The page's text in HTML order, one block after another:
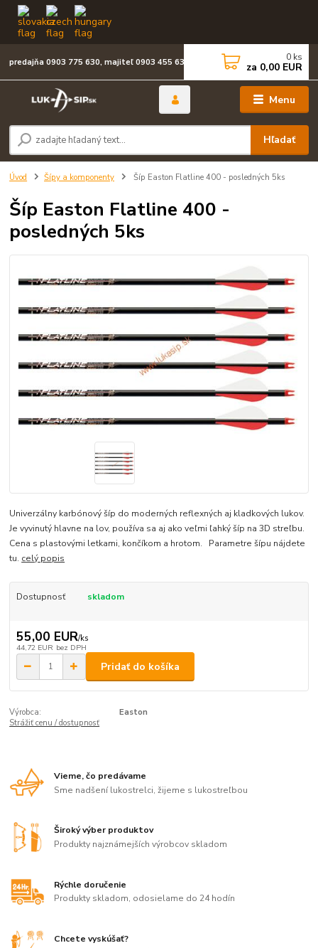
Menu
Hľadať
predajňa 0903 775 630, majiteľ 0903 455 630 0 ks
za 0,00 EUR
Úvod Šípy a komponenty Šíp Easton Flatline 400 - posledných 5ks
Šíp Easton Flatline 400 -
posledných 5ks
Univerzálny karbónový šíp do moderných reflexných aj kladkových lukov.
Je vyvinutý hlavne na lov, používa sa aj ako veľmi ľahký šíp na 3D streľbu.
Cena s plastovými letkami, končíkom a hrotom. Parametre šípu nájdete
tu. celý popis
Dostupnosť skladom
55,00 EUR/ks
44,72 EUR bez DPH
Pridať do košíka
Výrobca:
Easton
Strážiť cenu / dostupnosť
Vieme, čo predávame
Sme nadšení lukostrelci, žijeme s lukostreľbou
Široký výber produktov
Produkty najznámejších výrobcov skladom
Rýchle doručenie
Produkty skladom, odosielame do 24 hodín
Chcete vyskúšať?